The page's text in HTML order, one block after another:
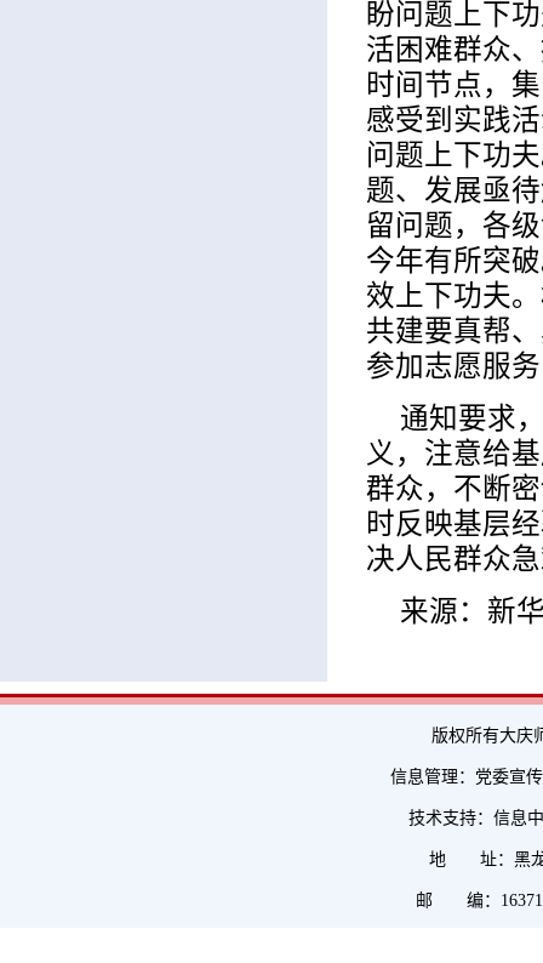
盼问题上下
活困难群众
时间节点，
感受到实践
问题上下功
题、发展亟
留问题，各
今年有所突
效上下功夫
共建要真帮
参加志愿服
通知要求
义，注意给
群众，不断
时反映基层
决人民群众
来源：新
版权所有大
信息管理：党委宣
技术支持：信
地 址：黑龙
邮 编：